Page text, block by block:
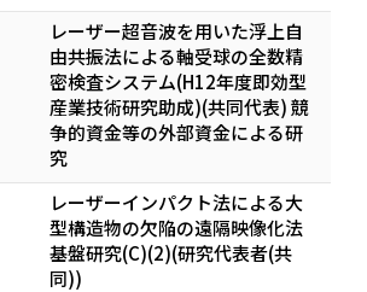
レーザー超音波を用いた浮上自
由共振法による軸受球の全数精
密検査システム(H12年度即効型
産業技術研究助成)(共同代表) 競
争的資金等の外部資金による研
究
レーザーインパクト法による大
型構造物の欠陥の遠隔映像化法
基盤研究(C)(2)(研究代表者(共
同))